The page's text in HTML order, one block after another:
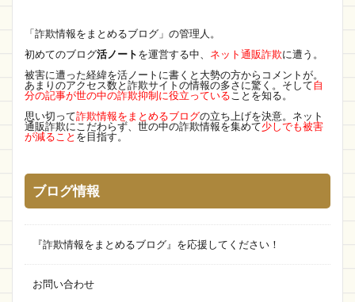
「詐欺情報をまとめるブログ」の管理人。
初めてのブログ活ノートを運営する中、 ネット通販詐欺に遭う。
被害に遭った経緯を活ノートに書くと大勢の方からコメントが。
あまりのアクセス数と詐欺サイトの情報の多さに驚く。そして自
分の記事が世の中の詐欺抑制に役立っていることを知る。
思い切って詐欺情報をまとめるブログの立ち上げを決意。ネット
通販詐欺にこだわらず、世の中の詐欺情報を集めて少しでも被害
が減ること を目指す。
ブログ情報
『詐欺情報をまとめるブログ』を応援してください！
お問い合わせ